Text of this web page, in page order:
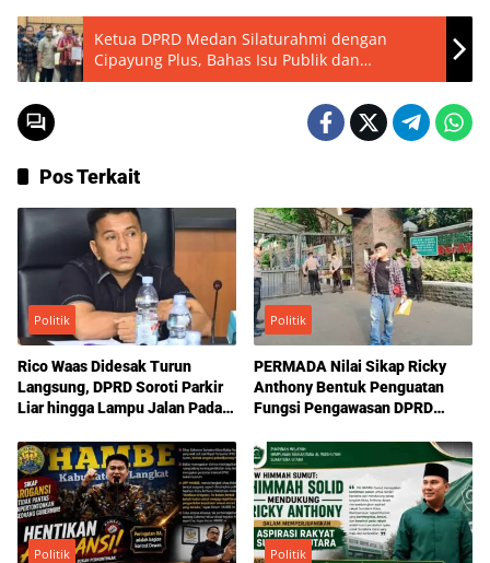
Ketua DPRD Medan Silaturahmi dengan
Cipayung Plus, Bahas Isu Publik dan
Kebijakan Pemerintah
Pos Terkait
Politik
Rico Waas Didesak Turun
Langsung, DPRD Soroti Parkir
Liar hingga Lampu Jalan Padam
Politik
PERMADA Nilai Sikap Ricky
Anthony Bentuk Penguatan
Fungsi Pengawasan DPRD
Politik Politik